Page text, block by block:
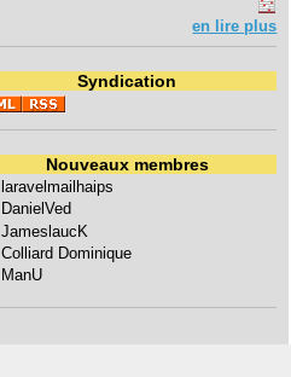
en lire plus
Syndication
Nouveaux membres
laravelmailhaips
DanielVed
JameslaucK
Colliard Dominique
ManU